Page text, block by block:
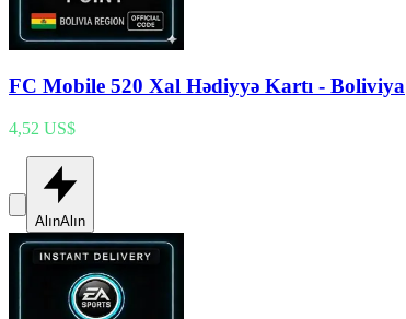
FC Mobile 520 Xal Hədiyyə Kartı - Boliviya
4,52 US$
AlınAlın